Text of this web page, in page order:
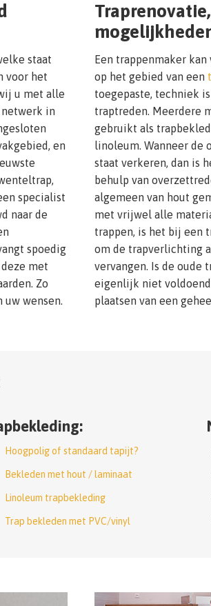
staat
voor het
u met alle
in
en
specialist
naar de
spoedig
met
Zo
wensen.
Een trappenmaker
op het gebied van een
toegepaste, techniek
traptreden. Meerdere
gebruikt als
linoleum. Wanneer de
staat verkeren, dan is
behulp van
algemeen van hout
met vrijwel alle
trappen, is het bij een
om de trapverlichting
vervangen. Is de oude
eigenlijk niet
plaatsen van een
Hoogpolig of standaard tapijt?
Bekleden met hout / laminaat
Linoleum trapbekleding
Trap bekleden met PVC/vinyl